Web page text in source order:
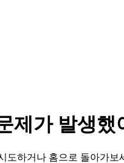
제가 발생했
도하거나 홈으로 돌아가보